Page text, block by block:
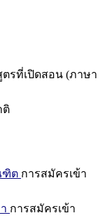
รที่เปิดสอน (ภาษา
ติ
ฑิต การสมัครเข้า
การสมัครเข้า